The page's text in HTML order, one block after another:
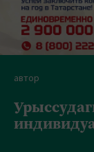
автор